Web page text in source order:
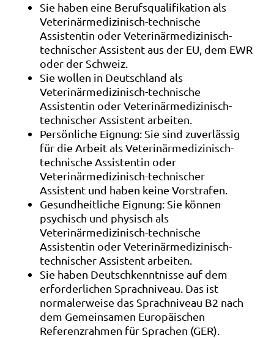
Sie haben eine Berufsqualifikation als
Veterinärmedizinisch-technische
Assistentin oder Veterinärmedizinisch-
technischer Assistent aus der EU, dem EWR
oder der Schweiz.
Sie wollen in Deutschland als
Veterinärmedizinisch-technische
Assistentin oder Veterinärmedizinisch-
technischer Assistent arbeiten.
Persönliche Eignung: Sie sind zuverlässig
für die Arbeit als Veterinärmedizinisch-
technische Assistentin oder
Veterinärmedizinisch-technischer
Assistent und haben keine Vorstrafen.
Gesundheitliche Eignung: Sie können
psychisch und physisch als
Veterinärmedizinisch-technische
Assistentin oder Veterinärmedizinisch-
technischer Assistent arbeiten.
Sie haben Deutschkenntnisse auf dem
erforderlichen Sprachniveau. Das ist
normalerweise das Sprachniveau B2 nach
dem Gemeinsamen Europäischen
Referenzrahmen für Sprachen (GER).